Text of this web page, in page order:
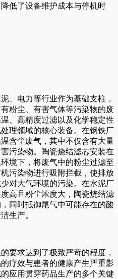
低了设备维护成本与停机时
、电力等行业作为基础支柱，
粉尘、有害气体等污染物的废
、高精度过滤以及化学稳定性
理领域的核心装备。在钢铁厂
含尘废气，其中不仅含有大量
污染物。陶瓷烧结滤芯安装在
境下，将废气中的粉尘过滤至
污染物进行吸附拦截，使排放
对大气环境的污染。在水泥厂
高且粉尘浓度大，陶瓷烧结滤
同时抵御尾气中可能存在的酸
生产。
要求达到了极致严苛的程度，
疗效与患者的健康产生严重影
应用贯穿药品生产的多个关键